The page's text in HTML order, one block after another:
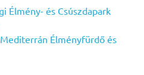
Élmény- és Csúszdapark
Élményfürdő és